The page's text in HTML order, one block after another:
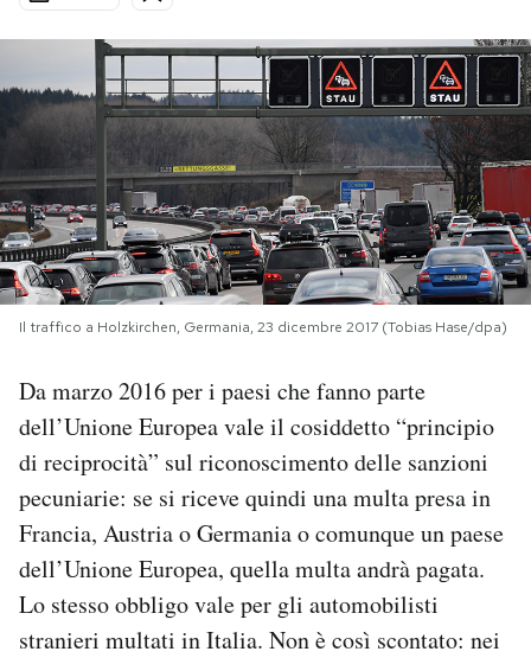
PODCAST
NEWSLETTER
I MIEI PREFERITI
CALENDARIO
AREA PERSONALE
Area Personale
Newsletter
Il traffico a Holzkirchen, Germania, 23 dicembre 2017 (Tobias Hase/dpa)
Da marzo 2016 per i paesi che fanno parte
dell’Unione Europea vale il cosiddetto “principio
di reciprocità” sul riconoscimento delle sanzioni
pecuniarie: se si riceve quindi una multa presa in
Francia, Austria o Germania o comunque un paese
dell’Unione Europea, quella multa andrà pagata.
Lo stesso obbligo vale per gli automobilisti
stranieri multati in Italia. Non è così scontato: nei